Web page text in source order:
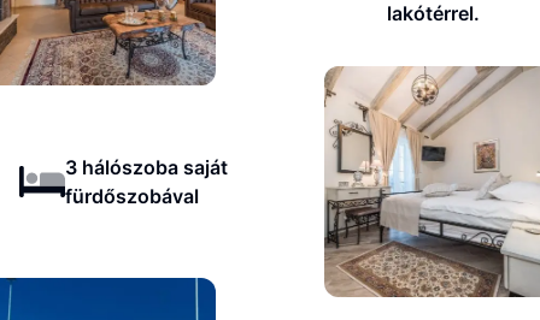
lakótérrel.
3 hálószoba saját
fürdőszobával